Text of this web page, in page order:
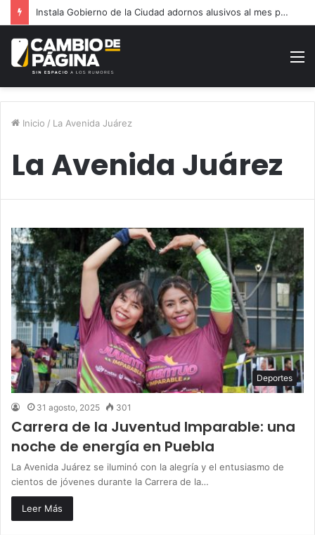
Instala Gobierno de la Ciudad adornos alusivos al mes patrio
Inicio / La Avenida Juárez
La Avenida Juárez
Deportes
31 agosto, 2025 301
Carrera de la Juventud Imparable: una
noche de energía en Puebla
La Avenida Juárez se iluminó con la alegría y el entusiasmo de
cientos de jóvenes durante la Carrera de la…
Leer Más